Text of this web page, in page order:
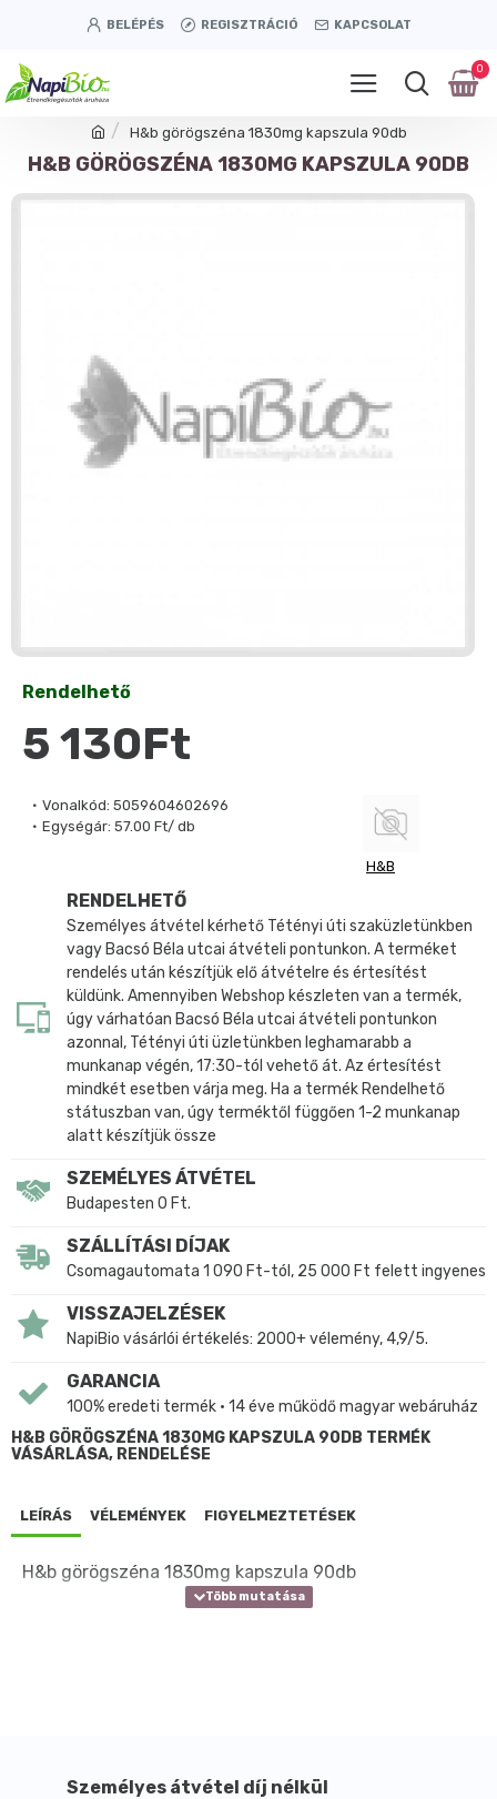
BELÉPÉS REGISZTRÁCIÓ KAPCSOLAT
0
H&b görögszéna 1830mg kapszula 90db
H&B GÖRÖGSZÉNA 1830MG KAPSZULA 90DB
Vonalkód: 5059604602696
Egységár: 57.00 Ft/ db
H&B
Rendelhető
5 130Ft
RENDELHETŐ
Személyes átvétel kérhető Tétényi úti szaküzletünkben
vagy Bacsó Béla utcai átvételi pontunkon. A terméket
rendelés után készítjük elő átvételre és értesítést
küldünk. Amennyiben Webshop készleten van a termék,
úgy várhatóan Bacsó Béla utcai átvételi pontunkon
azonnal, Tétényi úti üzletünkben leghamarabb a
munkanap végén, 17:30-tól vehető át. Az értesítést
mindkét esetben várja meg. Ha a termék Rendelhető
státuszban van, úgy terméktől függően 1-2 munkanap
alatt készítjük össze
SZEMÉLYES ÁTVÉTEL
Budapesten 0 Ft.
SZÁLLÍTÁSI DÍJAK
Csomagautomata 1 090 Ft-tól, 25 000 Ft felett ingyenes
VISSZAJELZÉSEK
NapiBio vásárlói értékelés: 2000+ vélemény, 4,9/5.
GARANCIA
100% eredeti termék • 14 éve működő magyar webáruház
H&B GÖRÖGSZÉNA 1830MG KAPSZULA 90DB TERMÉK
VÁSÁRLÁSA, RENDELÉSE
LEÍRÁS VÉLEMÉNYEK FIGYELMEZTETÉSEK
H&b görögszéna 1830mg kapszula 90db
Személyes átvétel díj nélkül